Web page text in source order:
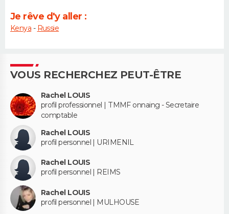
Je rêve d'y aller :
Kenya - Russie
VOUS RECHERCHEZ PEUT-ÊTRE
Rachel LOUIS
profil professionnel | TMMF onnaing - Secretaire
comptable
Rachel LOUIS
profil personnel | URIMENIL
Rachel LOUIS
profil personnel | REIMS
Rachel LOUIS
profil personnel | MULHOUSE